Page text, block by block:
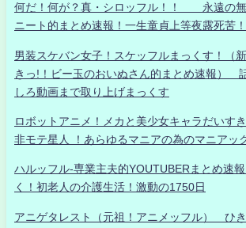
何だ！何が？真・シロッフル！！ 永遠の
ニート的まとめ速報！一生童貞上等夜露死苦！
男装スケバン女子！スケッフルまっくす！（
きっ!！ビー玉のおいぬさん的まとめ速報）
しろ動画まで取り上げまっくす
ロボットアニメ！メカと美少女キャラだいす
非モテ星人 ！あらゆるマニアの為のマニアッ
ハルッフル-専業主夫的YOUTUBERまとめ速
く！初老人の介護生活！激動の1750日
アニゲタレスト（元祖！アニメッフル） ひ